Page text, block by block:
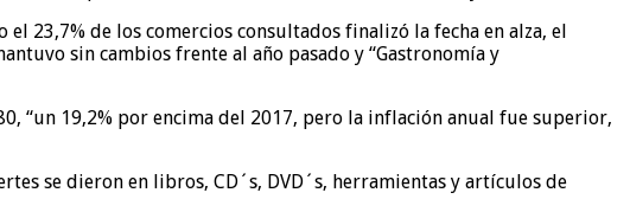
23,7% de los comercios consultados finalizó la fecha en alza, el
sin cambios frente al año pasado y “Gastronomía y
“un 19,2% por encima del 2017, pero la inflación anual fue superior,
se dieron en libros, CD´s, DVD´s, herramientas y artículos de